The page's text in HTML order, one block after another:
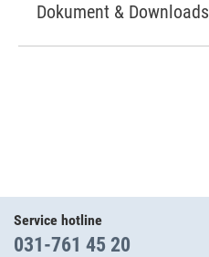
Dokument & Downloads
Service hotline
031-761 45 20